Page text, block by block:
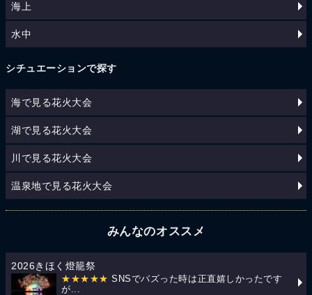
海上
水中
シチュエーションで探す
海で見る花火大会
湖で見る花火大会
川で見る花火大会
温泉地で見る花火大会
みんなのオススメ
2026きほく燈籠祭
★★★★★ SNSでバズった時は正直嬉しかったです
が...